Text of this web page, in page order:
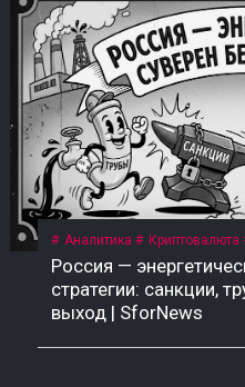
Аналитика Криптовалюта
Россия —
стратегии: санкции,
выход | SforNews